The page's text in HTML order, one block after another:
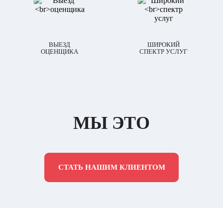
ВЫЕЗД
ОЦЕНЩИКА
ШИРОКИЙ
СПЕКТР УСЛУГ
МЫ ЭТО
СТАТЬ НАШИМ КЛИЕНТОМ